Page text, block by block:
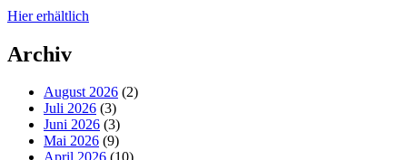
Hier erhältlich
Archiv
August 2026 (2)
Juli 2026 (3)
Juni 2026 (3)
Mai 2026 (9)